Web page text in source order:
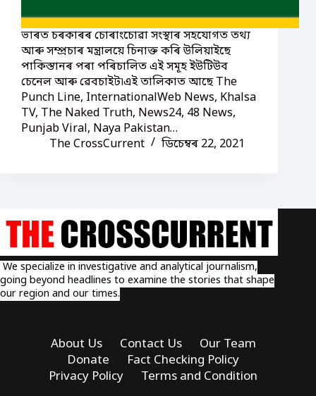
ভাৰত চৰকাৰৰ চোৰাংচোৱা সংস্থাৰ সহযোগত তথ্য
আৰু সম্প্ৰচাৰ মন্ত্ৰালয়ে চিনাক্ত কৰি উলিয়াইছে
পাকিস্তানৰ পৰা পৰিচালিত এই সমূহ ইউটিউব
চেনেল আৰু ৱেবচাইট৷এই তালিকাত আছে The
Punch Line, InternationalWeb News, Khalsa
TV, The Naked Truth, News24, 48 News,
Punjab Viral, Naya Pakistan…
The CrossCurrent
ডিচেম্বৰ 22, 2021
We specialize in investigative and analytical journalism,
going beyond headlines to examine the stories that shape
our region and our times.
About Us Contact Us
Our Team
Donate
Fact Checking Policy
Privacy Policy
Terms and Condition